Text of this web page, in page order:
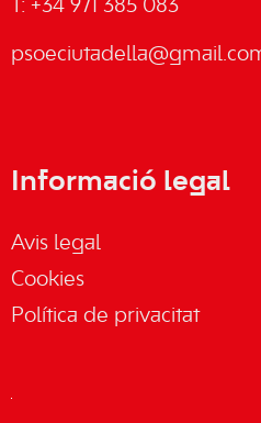
T: +34 971 385 083
Informació legal
Avis legal
Cookies
Política de privacitat